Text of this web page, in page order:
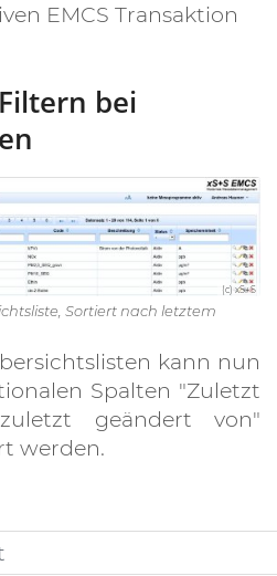
EMCS Transaktion
bei
(c) xS+S
Sortiert nach letztem
kann nun
Spalten "Zuletzt
geändert von"
werden.